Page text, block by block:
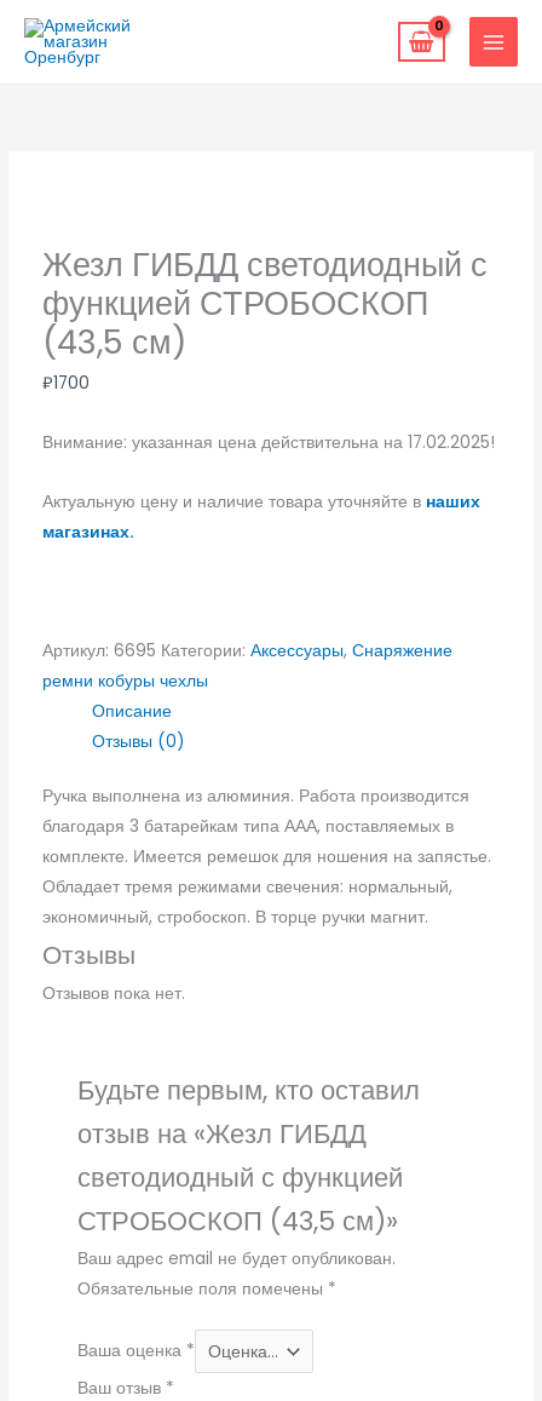
Перейти
содержимому
Жезл ГИБДД светодиодный с
функцией СТРОБOСКОП
(43,5 см)
₽1700
Внимание: указанная цена действительна на 17.02.2025!
Актуальную цену и наличие товара уточняйте в наших
магазинах.
Артикул: 6695 Категории: Аксессуары, Снаряжение
ремни кобуры чехлы
Описание
Отзывы (0)
Ручка выполнена из алюминия. Работа производится
благодаря 3 батарейкам типа ААА, поставляемых в
комплекте. Имеется ремешок для ношения на запястье.
Обладает тремя режимами свечения: нормальный,
экономичный, стробоскоп. В торце ручки магнит.
Отзывы
Отзывов пока нет.
Будьте первым, кто оставил
отзыв на «Жезл ГИБДД
светодиодный с функцией
СТРОБOСКОП (43,5 см)»
Ваш адрес email не будет опубликован.
Обязательные поля помечены *
Ваша оценка *
Ваш отзыв *